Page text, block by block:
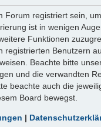
Forum registriert sein,
ist in wenigen
Funktionen
registrierten Benutzern
Beachte bitte
und die verwandten
beachte auch die
Board bewegst.
|